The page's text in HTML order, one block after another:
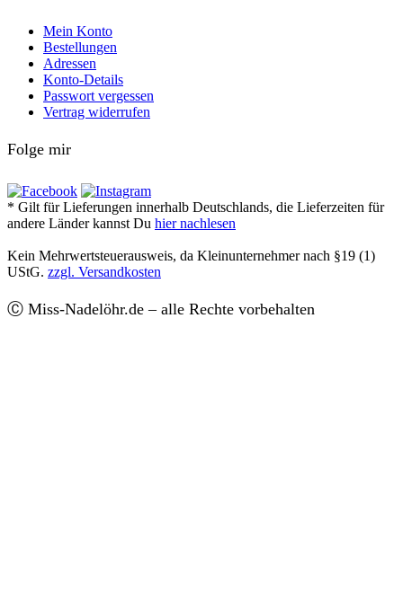
Mein Konto
Bestellungen
Adressen
Konto-Details
Passwort vergessen
Vertrag widerrufen
Folge mir
* Gilt für Lieferungen innerhalb Deutschlands, die Lieferzeiten für
andere Länder kannst Du hier nachlesen
Kein Mehrwertsteuerausweis, da Kleinunternehmer nach §19 (1)
UStG. zzgl. Versandkosten
Ⓒ Miss-Nadelöhr.de – alle Rechte vorbehalten